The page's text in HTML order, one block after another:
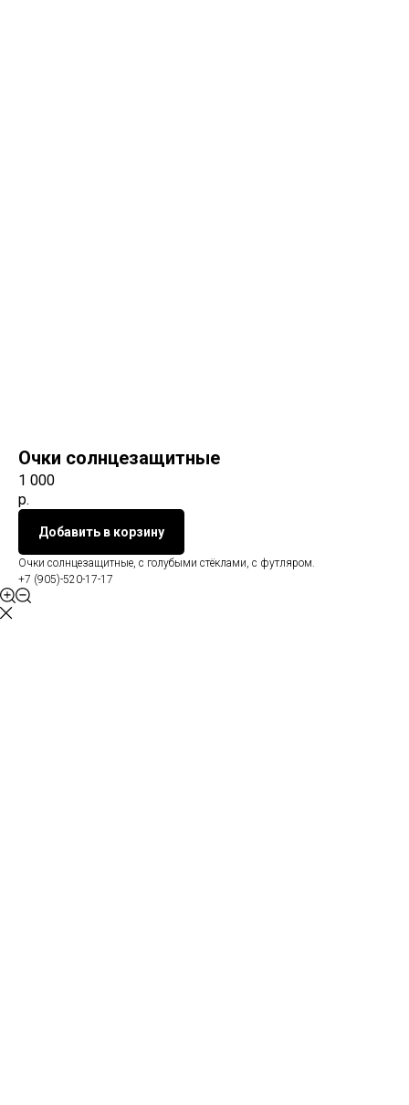
Очки солнцезащитные
1 000
р.
Добавить в корзину
Очки солнцезащитные, с голубыми стёклами, с футляром.
+7 (905)-520-17-17